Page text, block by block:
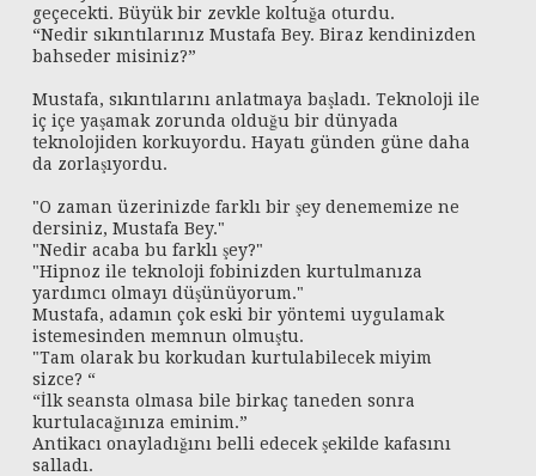
geçecekti. Büyük bir zevkle koltuğa oturdu.
“Nedir sıkıntılarınız Mustafa Bey. Biraz kendinizden
bahseder misiniz?”
Mustafa, sıkıntılarını anlatmaya başladı. Teknoloji ile
iç içe yaşamak zorunda olduğu bir dünyada
teknolojiden korkuyordu. Hayatı günden güne daha
da zorlaşıyordu.
"O zaman üzerinizde farklı bir şey denememize ne
dersiniz, Mustafa Bey."
"Nedir acaba bu farklı şey?"
"Hipnoz ile teknoloji fobinizden kurtulmanıza
yardımcı olmayı düşünüyorum."
Mustafa, adamın çok eski bir yöntemi uygulamak
istemesinden memnun olmuştu.
"Tam olarak bu korkudan kurtulabilecek miyim
sizce? “
“İlk seansta olmasa bile birkaç taneden sonra
kurtulacağınıza eminim.”
Antikacı onayladığını belli edecek şekilde kafasını
salladı.